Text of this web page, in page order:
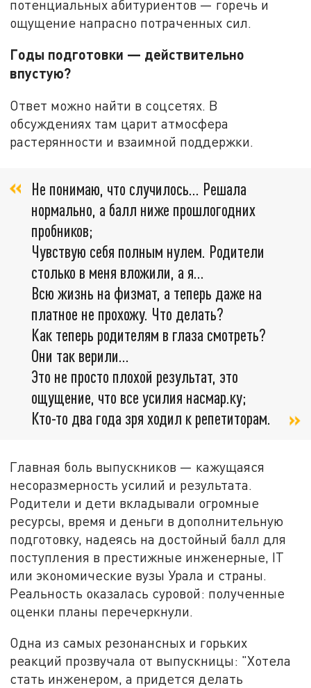
потенциальных абитуриентов — горечь и
ощущение напрасно потраченных сил.
Годы подготовки — действительно
впустую?
Ответ можно найти в соцсетях. В
обсуждениях там царит атмосфера
растерянности и взаимной поддержки.
Не понимаю, что случилось... Решала
нормально, а балл ниже прошлогодних
пробников;
Чувствую себя полным нулем. Родители
столько в меня вложили, а я...
Всю жизнь на физмат, а теперь даже на
платное не прохожу. Что делать?
Как теперь родителям в глаза смотреть?
Они так верили...
Это не просто плохой результат, это
ощущение, что все усилия насмар.ку;
Кто-то два года зря ходил к репетиторам.
Главная боль выпускников — кажущаяся
несоразмерность усилий и результата.
Родители и дети вкладывали огромные
ресурсы, время и деньги в дополнительную
подготовку, надеясь на достойный балл для
поступления в престижные инженерные, IT
или экономические вузы Урала и страны.
Реальность оказалась суровой: полученные
оценки планы перечеркнули.
Одна из самых резонансных и горьких
реакций прозвучала от выпускницы: "Хотела
стать инженером, а придется делать